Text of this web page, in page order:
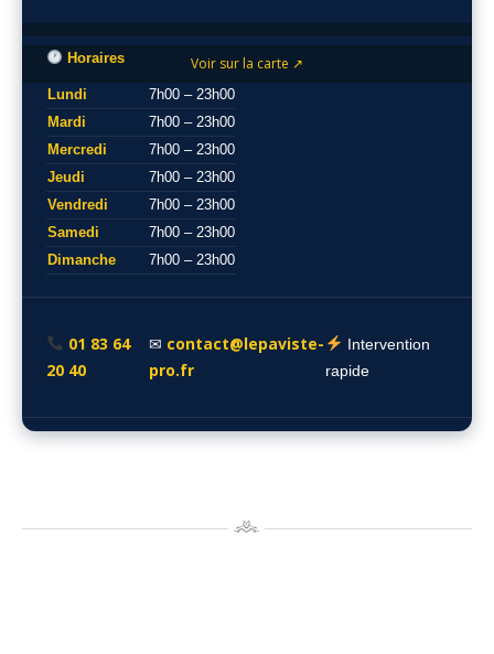
Voir sur la carte ↗
Horaires
Lundi
7h00 – 23h00
Mardi
7h00 – 23h00
Mercredi
7h00 – 23h00
Jeudi
7h00 – 23h00
Vendredi
7h00 – 23h00
Samedi
7h00 – 23h00
Dimanche
7h00 – 23h00
01 83 64
20 40
✉ contact@lepaviste-
pro.fr
Intervention
rapide